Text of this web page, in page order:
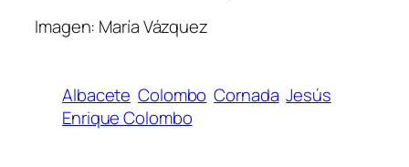
Imagen: María Vázquez
Albacete Colombo Cornada Jesús
Enrique Colombo